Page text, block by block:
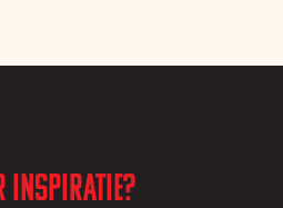
inspiratie?